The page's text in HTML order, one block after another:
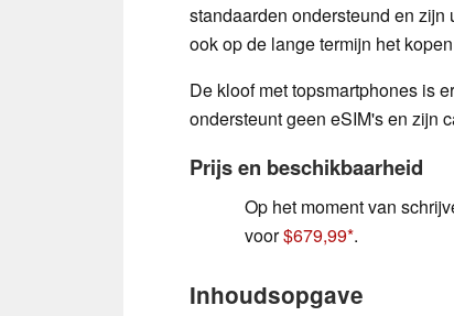
standaarden ondersteund en
ook op de lange termijn het
De kloof met topsmartphones is
ondersteunt geen eSIM's en zijn
Prijs en beschikbaarheid
Op het moment van
voor$679,99 .
Inhoudsopgave